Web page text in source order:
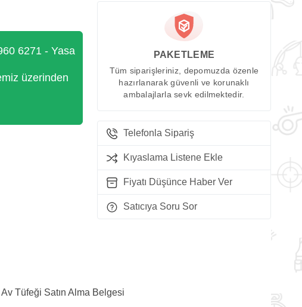
6271 - Yasa
üzerinden
PAKETLEME
Tüm siparişleriniz, depomuzda özenle
hazırlanarak güvenli ve korunaklı
ambalajlarla sevk edilmektedir.
Telefonla Sipariş
Kıyaslama Listene Ekle
Fiyatı Düşünce Haber Ver
Satıcıya Soru Sor
Tüfeği Satın Alma Belgesi